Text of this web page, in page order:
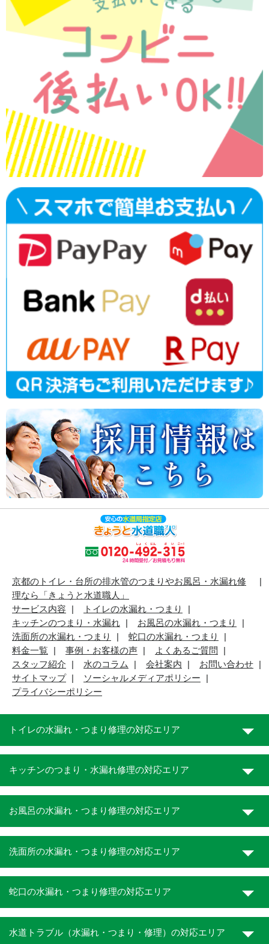
京都のトイレ・台所の排水管のつまりやお風呂・水漏れ修
理なら「きょうと水道職人」
サービス内容
トイレの水漏れ・つまり
キッチンのつまり・水漏れ
お風呂の水漏れ・つまり
洗面所の水漏れ・つまり
蛇口の水漏れ・つまり
料金一覧
事例・お客様の声
よくあるご質問
スタッフ紹介
水のコラム 会社案内
お問い合わせ
サイトマップ
ソーシャルメディアポリシー
プライバシーポリシー
トイレの水漏れ・つまり修理の対応エリア
キッチンのつまり・水漏れ修理の対応エリア
お風呂の水漏れ・つまり修理の対応エリア
洗面所の水漏れ・つまり修理の対応エリア
蛇口の水漏れ・つまり修理の対応エリア
水道トラブル（水漏れ・つまり・修理）の対応エリア